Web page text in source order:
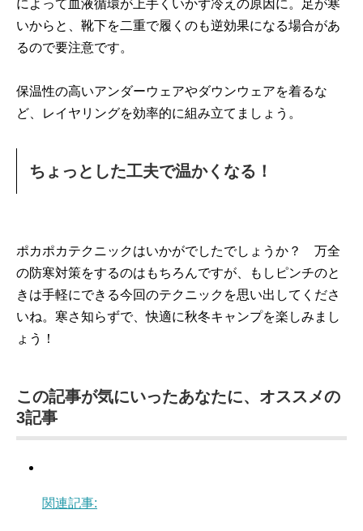
によって血液循環が上手くいかず冷えの原因に。足が寒
いからと、靴下を二重で履くのも逆効果になる場合があ
るので要注意です。
保温性の高いアンダーウェアやダウンウェアを着るな
ど、レイヤリングを効率的に組み立てましょう。
ちょっとした工夫で温かくなる！
ポカポカテクニックはいかがでしたでしょうか？ 万全
の防寒対策をするのはもちろんですが、もしピンチのと
きは手軽にできる今回のテクニックを思い出してくださ
いね。寒さ知らずで、快適に秋冬キャンプを楽しみまし
ょう！
この記事が気にいったあなたに、オススメの
3記事
関連記事: